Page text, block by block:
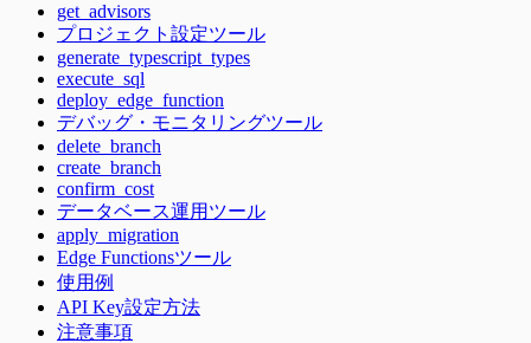
get_advisors
プロジェクト設定ツール
generate_typescript_types
execute_sql
deploy_edge_function
デバッグ・モニタリングツール
delete_branch
create_branch
confirm_cost
データベース運用ツール
apply_migration
Edge Functionsツール
使用例
API Key設定方法
注意事項